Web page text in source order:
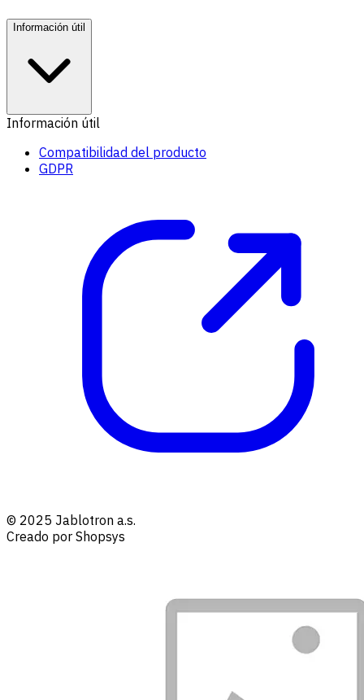
Información útil
Información útil
Compatibilidad del producto
GDPR
© 2025 Jablotron a.s.
Creado por Shopsys